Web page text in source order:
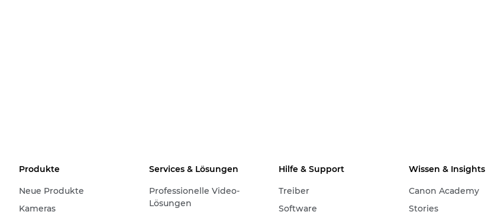
Produkte
Neue Produkte
Kameras
Services & Lösungen
Professionelle Video-
Lösungen
Hilfe & Support
Treiber
Software
Wissen & Insights
Canon Academy
Stories